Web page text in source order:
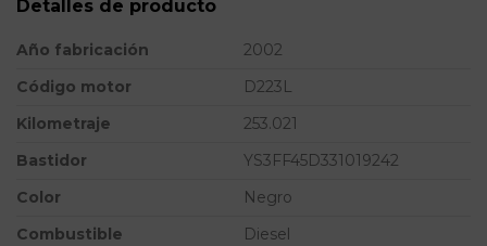
Detalles de producto
Año fabricación
2002
Código motor
D223L
Kilometraje
253.021
Bastidor
YS3FF45D331019242
Color
Negro
Combustible
Diesel